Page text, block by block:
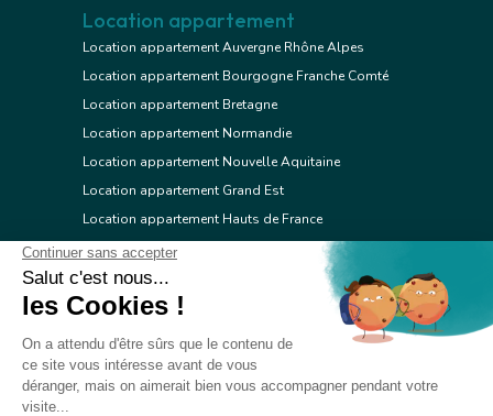
Location appartement
Location appartement Auvergne Rhône Alpes
Location appartement Bourgogne Franche Comté
Location appartement Bretagne
Location appartement Normandie
Location appartement Nouvelle Aquitaine
Location appartement Grand Est
Location appartement Hauts de France
Location appartement Ile de France
Location appartement Centre Val de Loire
Location appartement Occitanie
Location appartement Provence Alpes Côte d'Azur
Location appartement Corse